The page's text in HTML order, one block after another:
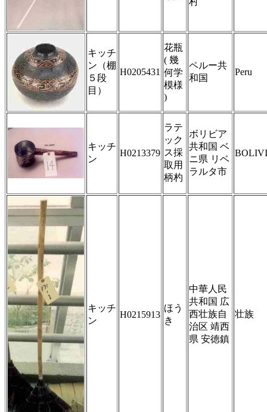
キッチ
ン（棚
５段
目）
H0205431
花瓶
( 幾
何学
模様
)
ペルー共
和国
Peru
キッチ
ン
H0213379
ラテ
ック
ス採
取用
柄杓
ボリビア
共和国 ベ
ニ県 リベ
ラルタ市
キッチ
ン
H0215913
ほう
き
中華人民
共和国 広
西壮族自
治区 靖西
県 安徳鎮
壮族